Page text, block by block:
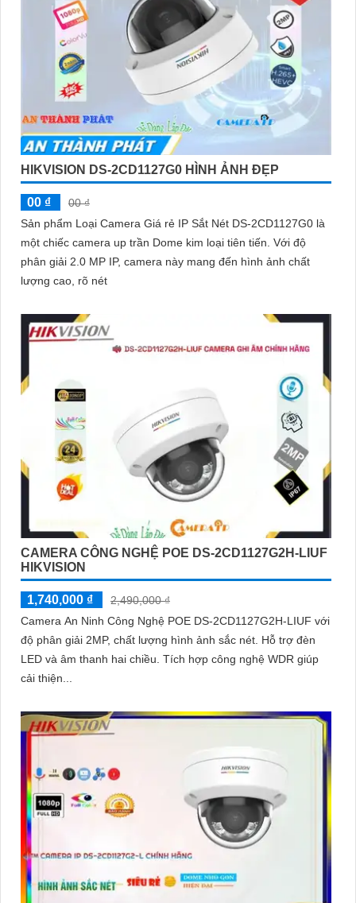
HIKVISION DS-2CD1127G0 HÌNH ẢNH ĐẸP
00 ₫
00 ₫
Sản phẩm Loại Camera Giá rẻ IP Sắt Nét DS-2CD1127G0 là
một chiếc camera up trần Dome kim loại tiên tiến. Với độ
phân giải 2.0 MP IP, camera này mang đến hình ảnh chất
lượng cao, rõ nét
CAMERA CÔNG NGHỆ POE DS-2CD1127G2H-LIUF
HIKVISION
1,740,000 ₫
2,490,000 ₫
Camera An Ninh Công Nghệ POE DS-2CD1127G2H-LIUF với
độ phân giải 2MP, chất lượng hình ảnh sắc nét. Hỗ trợ đèn
LED và âm thanh hai chiều. Tích hợp công nghệ WDR giúp
cải thiện...